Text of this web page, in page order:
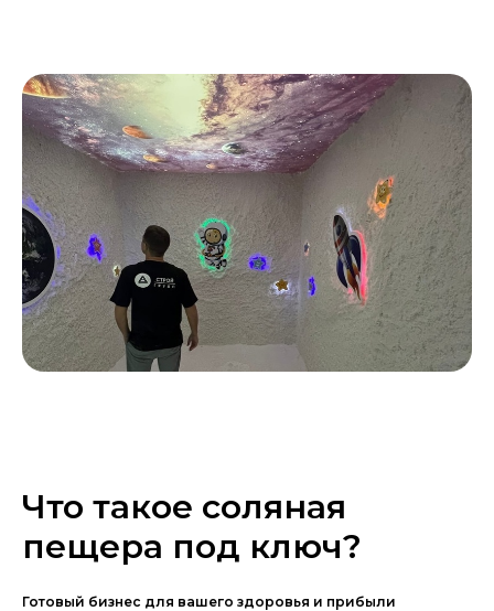
Что такое соляная
пещера под ключ?
Готовый бизнес для вашего здоровья и прибыли